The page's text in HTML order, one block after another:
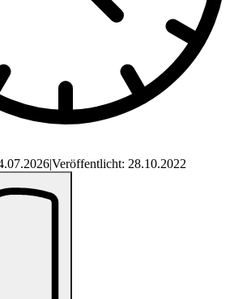
|Veröffentlicht: 28.10.2022